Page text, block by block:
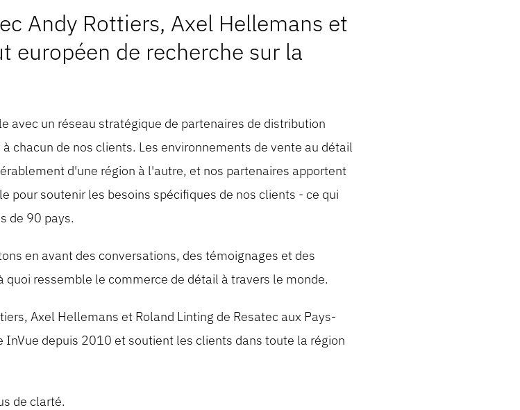
Andy Rottiers, Axel Hellemans et
européen de recherche sur la
avec un réseau stratégique de partenaires de distribution
chacun de nos clients. Les environnements de vente au détail
d'une région à l'autre, et nos partenaires apportent
pour soutenir les besoins spécifiques de nos clients - ce qui
de 90 pays.
en avant des conversations, des témoignages et des
quoi ressemble le commerce de détail à travers le monde.
Axel Hellemans et Roland Linting de Resatec aux Pays-
InVue depuis 2010 et soutient les clients dans toute la région
de clarté.